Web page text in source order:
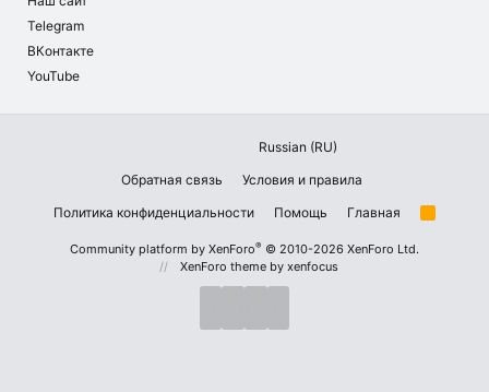
Telegram
ВКонтакте
YouTube
Russian (RU)
Обратная связь
Условия и правила
Политика конфиденциальности
Помощь Главная
R
Community platform by XenForo® © 2010-2026 XenForo Ltd.
XenForo theme by xenfocus